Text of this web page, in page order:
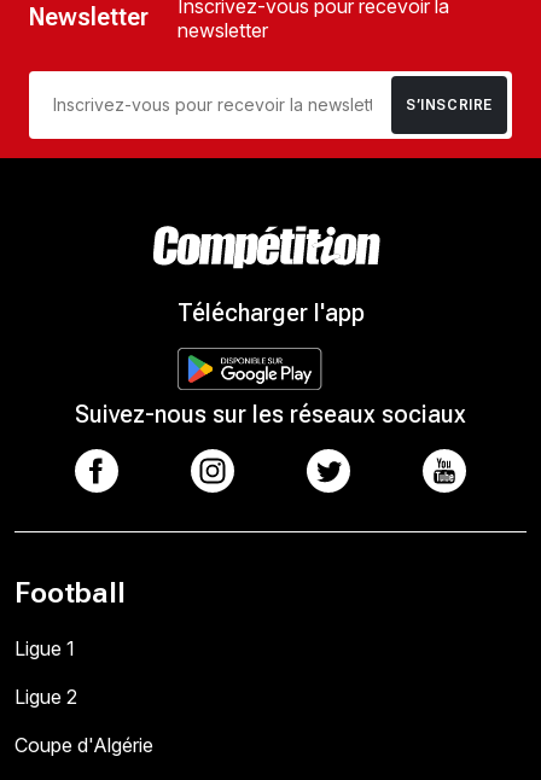
Newsletter
Inscrivez-vous pour recevoir la
newsletter
S’INSCRIRE
Télécharger l'app
Suivez-nous sur les réseaux sociaux
Football
Ligue 1
Ligue 2
Coupe d'Algérie